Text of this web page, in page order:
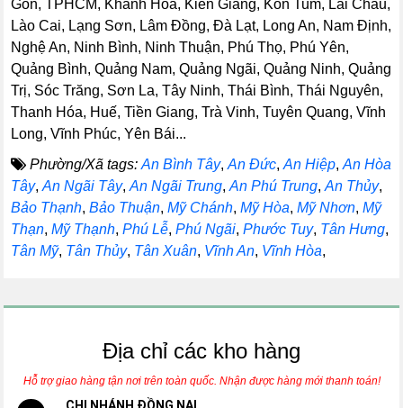
Gòn, TPHCM, Khánh Hòa, Kiên Giang, Kon Tum, Lai Châu,
Lào Cai, Lạng Sơn, Lâm Đồng, Đà Lạt, Long An, Nam Định,
Nghệ An, Ninh Bình, Ninh Thuận, Phú Thọ, Phú Yên,
Quảng Bình, Quảng Nam, Quảng Ngãi, Quảng Ninh, Quảng
Trị, Sóc Trăng, Sơn La, Tây Ninh, Thái Bình, Thái Nguyên,
Thanh Hóa, Huế, Tiền Giang, Trà Vinh, Tuyên Quang, Vĩnh
Long, Vĩnh Phúc, Yên Bái...
Phường/Xã tags: An Bình Tây,An Đức,An Hiệp,An Hòa
Tây,An Ngãi Tây,An Ngãi Trung,An Phú Trung,An Thủy,
Bảo Thạnh,Bảo Thuận,Mỹ Chánh,Mỹ Hòa,Mỹ Nhơn,Mỹ
Thạn,Mỹ Thạnh,Phú Lễ,Phú Ngãi,Phước Tuy, Tân Hưng,
Tân Mỹ, Tân Thủy, Tân Xuân, Vĩnh An, Vĩnh Hòa,
Địa chỉ các kho hàng
Hỗ trợ giao hàng tận nơi trên toàn quốc. Nhận được hàng mới thanh toán!
CHI NHÁNH ĐỒNG NAI